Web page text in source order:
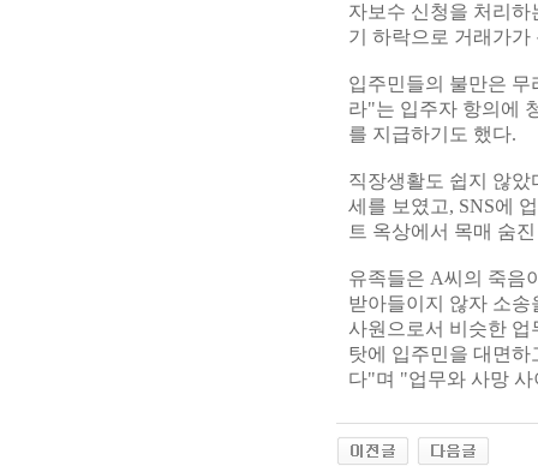
자보수 신청을 처리
기 하락으로 거래가
입주민들의 불만은
라"는 입주자 항의에
를 지급하기도 했다.
직장생활도 쉽지 않
세를 보였고, SNS에
트 옥상에서 목매 숨
유족들은 A씨의 죽음
받아들이지 않자 소
사원으로서 비슷한
탓에 입주민을 대면
다"며 "업무와 사망